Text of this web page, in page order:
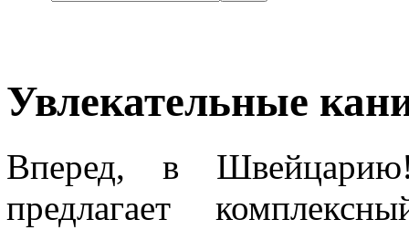
Увлекательные
Вперед, в
предлагает